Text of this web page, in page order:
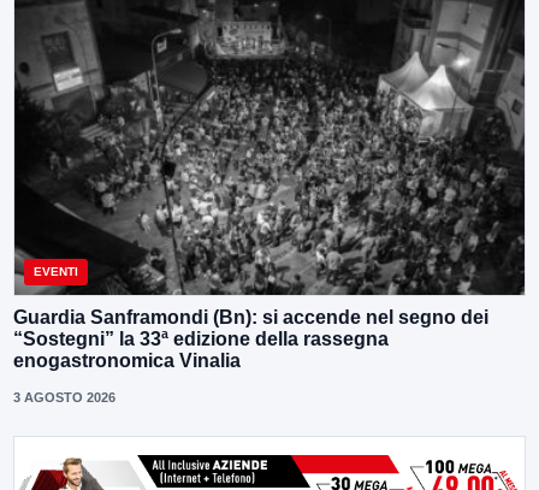
EVENTI
Guardia Sanframondi (Bn): si accende nel segno dei
“Sostegni” la 33ª edizione della rassegna
enogastronomica Vinalia
3 AGOSTO 2026